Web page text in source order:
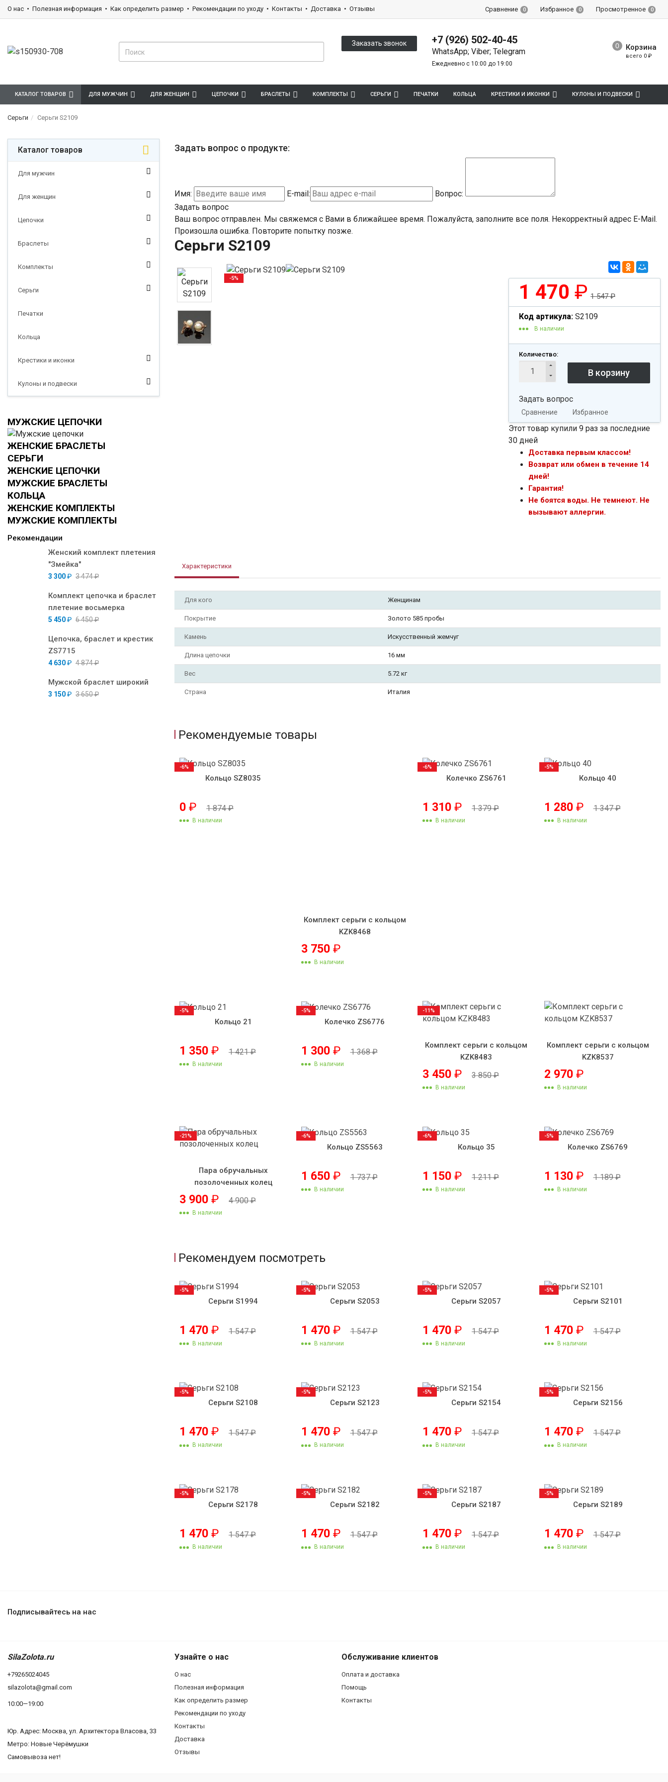
О нас Полезная информация Как определить размер Рекомендации по уходу Контакты Доставка Отзывы Сравнение 0 Избранное 0 Просмотренное 0
Заказать звонок +7 (926) 502-40-45
WhatsApp; Viber; Telegram
Ежедневно с 10:00 до 19:00
Корзина
всего 0 ₽
КАТАЛОГ ТОВАРОВ ДЛЯ МУЖЧИН ДЛЯ ЖЕНЩИН ЦЕПОЧКИ БРАСЛЕТЫ КОМПЛЕКТЫ СЕРЬГИ ПЕЧАТКИ КОЛЬЦА КРЕСТИКИ И ИКОНКИ КУЛОНЫ И ПОДВЕСКИ
Серьги Серьги S2109
Каталог товаров
Для мужчин
Для женщин
Цепочки
Браслеты
Комплекты
Серьги
Печатки
Кольца
Крестики и иконки
Кулоны и подвески
МУЖСКИЕ ЦЕПОЧКИ
ЖЕНСКИЕ БРАСЛЕТЫ
СЕРЬГИ
ЖЕНСКИЕ ЦЕПОЧКИ
МУЖСКИЕ БРАСЛЕТЫ
КОЛЬЦА
ЖЕНСКИЕ КОМПЛЕКТЫ
МУЖСКИЕ КОМПЛЕКТЫ
Рекомендации
Женский комплект плетения
"Змейка"
3 300₽ 3 474₽
Комплект цепочка и браслет
плетение восьмерка
5 450₽ 6 450₽
Цепочка, браслет и крестик
ZS7715
4 630₽ 4 874₽
Мужской браслет широкий
3 150₽ 3 650₽
Задать вопрос о продукте:
Имя: E-mail:
Вопрос:
Задать вопрос
Ваш вопрос отправлен. Мы свяжемся с Вами в ближайшее время. Пожалуйста, заполните все поля. Некорректный адрес E-Mail.
Произошла ошибка. Повторите попытку позже.
Серьги S2109
-5%
1 470 ₽ 1 547₽
Код артикула: S2109
В наличии
Количество:
Задать вопрос
Сравнение Избранное
Этот товар купили 9 раз за последние
30 дней
Доставка первым классом!
Возврат или обмен в течение 14
дней!
Гарантия!
Не боятся воды. Не темнеют. Не
вызывают аллергии.
Характеристики
Для кого Женщинам
Покрытие Золото 585 пробы
Камень Искусственный жемчуг
Длина цепочки 16 мм
Вес 5.72 кг
Страна Италия
Рекомендуемые товары
Кольцо SZ8035
0 ₽ 1 874₽
В наличии
-6%
Комплект серьги с кольцом
KZK8468
3 750 ₽
В наличии
Колечко ZS6761
1 310 ₽ 1 379₽
В наличии
-6%
Кольцо 40
1 280 ₽ 1 347₽
В наличии
-5%
Кольцо 21
1 350 ₽ 1 421₽
В наличии
-5%
Колечко ZS6776
1 300 ₽ 1 368₽
В наличии
-5%
Комплект серьги с кольцом
KZK8483
3 450 ₽ 3 850₽
В наличии
-11%
Комплект серьги с кольцом
KZK8537
2 970 ₽
В наличии
Пара обручальных
позолоченных колец
3 900 ₽ 4 900₽
В наличии
-21%
Кольцо ZS5563
1 650 ₽ 1 737₽
В наличии
-6%
Кольцо 35
1 150 ₽ 1 211₽
В наличии
-6%
Колечко ZS6769
1 130 ₽ 1 189₽
В наличии
-5%
Рекомендуем посмотреть
Серьги S1994
1 470 ₽ 1 547₽
В наличии
-5%
Серьги S2053
1 470 ₽ 1 547₽
В наличии
-5%
Серьги S2057
1 470 ₽ 1 547₽
В наличии
-5%
Серьги S2101
1 470 ₽ 1 547₽
В наличии
-5%
Серьги S2108
1 470 ₽ 1 547₽
В наличии
-5%
Серьги S2123
1 470 ₽ 1 547₽
В наличии
-5%
Серьги S2154
1 470 ₽ 1 547₽
В наличии
-5%
Серьги S2156
1 470 ₽ 1 547₽
В наличии
-5%
Серьги S2178
1 470 ₽ 1 547₽
В наличии
-5%
Серьги S2182
1 470 ₽ 1 547₽
В наличии
-5%
Серьги S2187
1 470 ₽ 1 547₽
В наличии
-5%
Серьги S2189
1 470 ₽ 1 547₽
В наличии
-5%
Подписывайтесь на нас
SilaZolota.ru
+79265024045
silazolota@gmail.com
10:00—19:00
Юр. Адреc: Москва, ул. Архитектора Власова, 33
Метро: Новые Черёмушки
Самовывоза нет!
Узнайте о нас
О нас
Полезная информация
Как определить размер
Рекомендации по уходу
Контакты
Доставка
Отзывы
Обслуживание клиентов
Оплата и доставка
Помощь
Контакты